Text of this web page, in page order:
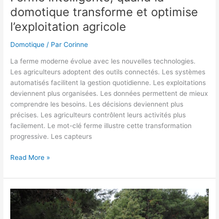
domotique transforme et optimise
l’exploitation agricole
Domotique / ParCorinne
La ferme moderne évolue avec les nouvelles technologies.
Les agriculteurs adoptent des outils connectés. Les systèmes
automatisés facilitent la gestion quotidienne. Les exploitations
deviennent plus organisées. Les données permettent de mieux
comprendre les besoins. Les décisions deviennent plus
précises. Les agriculteurs contrôlent leurs activités plus
facilement. Le mot-clé ferme illustre cette transformation
progressive. Les capteurs
Ferme
quand
la
domotique
transforme
Read More »